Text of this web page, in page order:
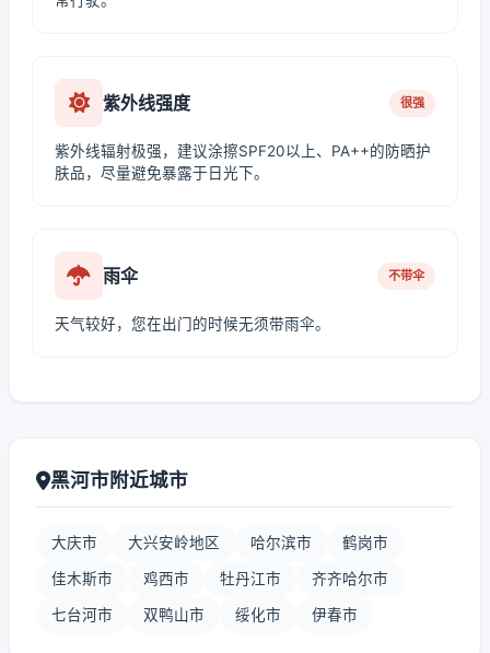
紫外线强度 很强
紫外线辐射极强，建议涂擦SPF20以上、PA++的防晒护
肤品，尽量避免暴露于日光下。
雨伞 不带伞
天气较好，您在出门的时候无须带雨伞。
黑河市附近城市
大庆市 大兴安岭地区 哈尔滨市 鹤岗市
佳木斯市 鸡西市 牡丹江市 齐齐哈尔市
七台河市 双鸭山市 绥化市 伊春市